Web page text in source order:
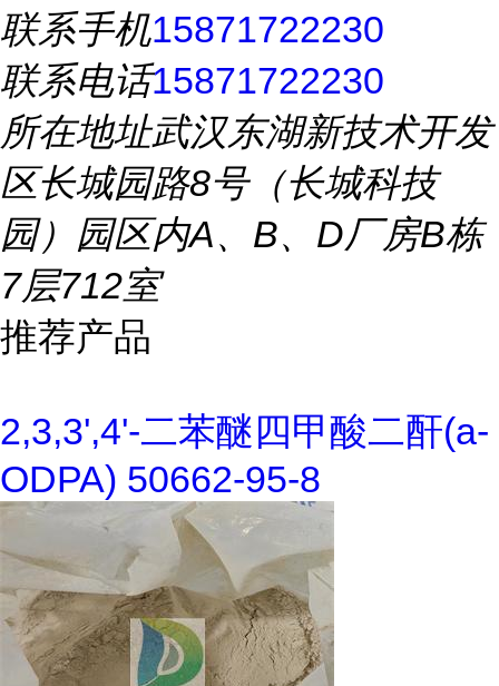
联系手机15871722230
联系电话15871722230
所在地址武汉东湖新技术开发
区长城园路8号（长城科技
园）园区内A、B、D厂房B栋
7层712室
推荐产品
2,3,3',4'-二苯醚四甲酸二酐(a-
ODPA) 50662-95-8